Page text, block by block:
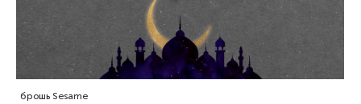
брошь Sesame